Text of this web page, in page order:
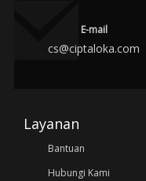
E-mail
cs@ciptaloka.com
Layanan
Bantuan
Hubungi Kami